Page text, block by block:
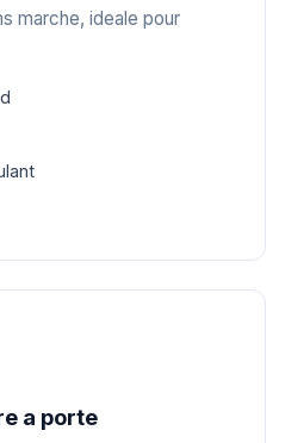
marche, ideale pour
a porte